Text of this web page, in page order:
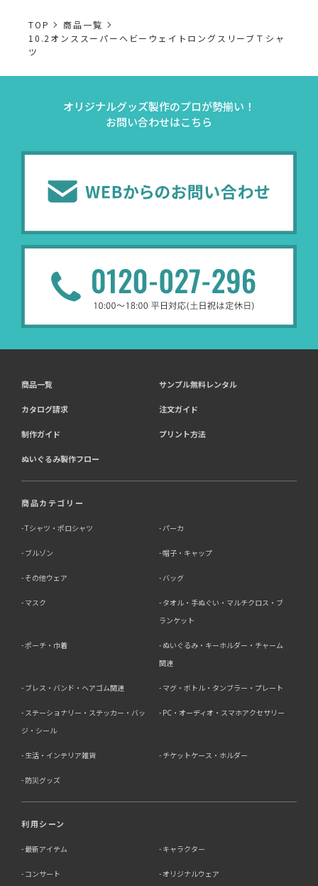
TOP
商品一覧
10.2オンススーパーヘビーウェイトロングスリーブＴシャ
ツ
オリジナルグッズ製作のプロが勢揃い！
お問い合わせはこちら
商品一覧 サンプル無料レンタル
カタログ請求 注文ガイド
制作ガイド プリント方法
ぬいぐるみ製作フロー
商品カテゴリー
Tシャツ・ポロシャツ パーカ
ブルゾン 帽子・キャップ
その他ウェア バッグ
マスク
タオル・手ぬぐい・マルチクロス・ブ
ランケット
ポーチ・巾着
ぬいぐるみ・キーホルダー・チャーム
関連
ブレス・バンド・ヘアゴム関連 マグ・ボトル・タンブラー・プレート
ステーショナリー・ステッカー・バッ
ジ・シール
PC・オーディオ・スマホアクセサリー
生活・インテリア雑貨 チケットケース・ホルダー
防災グッズ
利用シーン
最新アイテム キャラクター
コンサート オリジナルウェア